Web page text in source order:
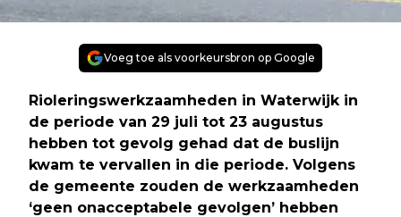
Voeg toe als voorkeursbron op Google
Rioleringswerkzaamheden in Waterwijk in
de periode van 29 juli tot 23 augustus
hebben tot gevolg gehad dat de buslijn
kwam te vervallen in die periode. Volgens
de gemeente zouden de werkzaamheden
‘geen onacceptabele gevolgen’ hebben